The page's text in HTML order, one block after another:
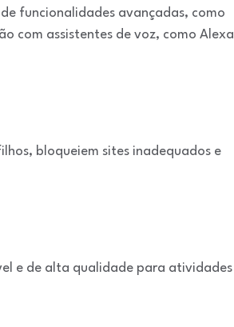
funcionalidades avançadas, como
com assistentes de voz, como Alexa
bloqueiem sites inadequados e
e de alta qualidade para atividades